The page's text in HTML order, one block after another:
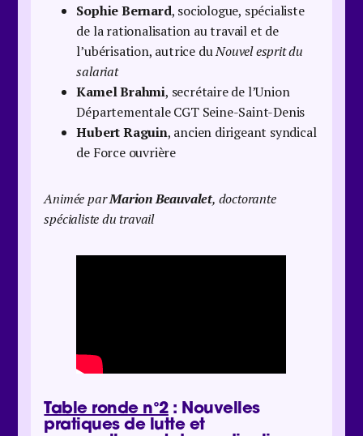
Sophie Bernard, sociologue, spécialiste
de la rationalisation au travail et de
l’ubérisation, autrice duNouvel esprit du
salariat
Kamel Brahmi, secrétaire de l’Union
Départementale CGT Seine-Saint-Denis
Hubert Raguin, ancien dirigeant syndical
de Force ouvrière
Animée parMarion Beauvalet, doctorante
spécialiste du travail
Table ronde n°2: Nouvelles
pratiques de lutte et